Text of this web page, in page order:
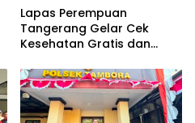
Lapas Perempuan
Tangerang Gelar Cek
Kesehatan Gratis dan
DNA bagi Petugas dan
Warga Binaan